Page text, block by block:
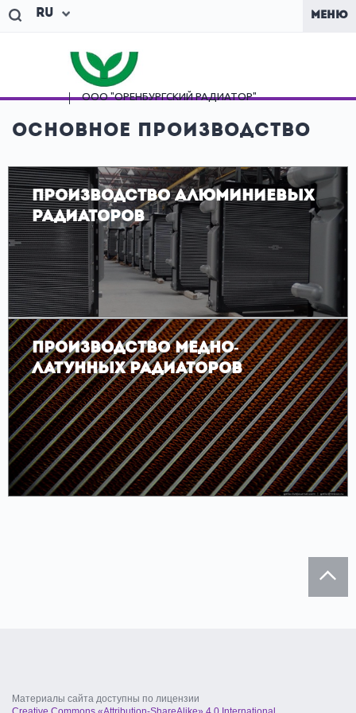
Ru МЕНЮ
ООО "ОРЕНБУРГСКИЙРАДИАТОР"
Основное производство
Производство алюминиевых
радиаторов
Производство медно-
латунных радиаторов
Материалы сайта доступны по лицензии